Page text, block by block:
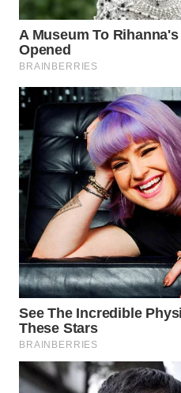
WN
KALSEL
WN
KALTIM
WN
SULSEL
WN
GORONTALO
WN
SULUT
WN
MALUKU
WN